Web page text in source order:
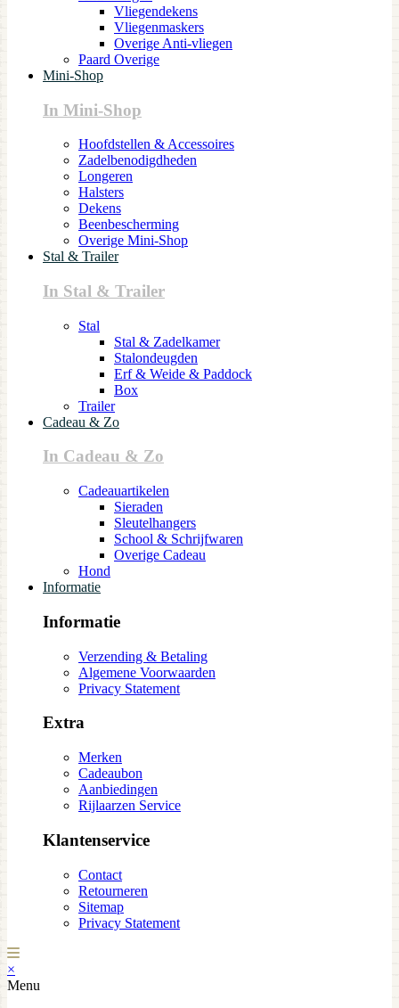
Vliegendekens
Vliegenmaskers
Overige Anti-vliegen
Paard Overige
Mini-Shop
In Mini-Shop
Hoofdstellen & Accessoires
Zadelbenodigdheden
Longeren
Halsters
Dekens
Beenbescherming
Overige Mini-Shop
Stal & Trailer
In Stal & Trailer
Stal
Stal & Zadelkamer
Stalondeugden
Erf & Weide & Paddock
Box
Trailer
Cadeau & Zo
In Cadeau & Zo
Cadeauartikelen
Sieraden
Sleutelhangers
School & Schrijfwaren
Overige Cadeau
Hond
Informatie
Informatie
Verzending & Betaling
Algemene Voorwaarden
Privacy Statement
Extra
Merken
Cadeaubon
Aanbiedingen
Rijlaarzen Service
Klantenservice
Contact
Retourneren
Sitemap
Privacy Statement
×
Menu